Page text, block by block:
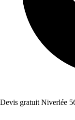
Devis gratuit Niverlée